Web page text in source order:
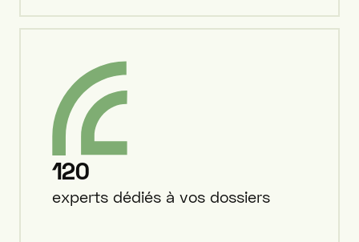
120
experts dédiés à vos dossiers